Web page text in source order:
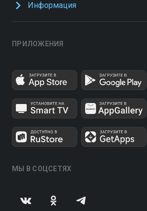
Информация
ПРИЛОЖЕНИЯ
МЫ В СОЦСЕТЯХ